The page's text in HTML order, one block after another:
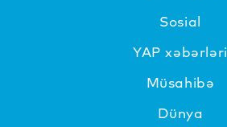
Sosial
YAP xəbərləri
Müsahibə
Dünya